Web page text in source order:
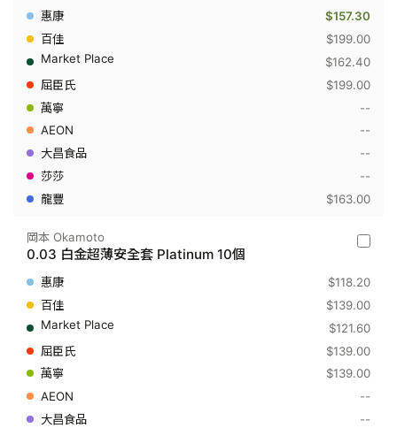
-
0.03
明
質
酸
安
套
HA
個
$157.30
$199.00
$162.40
$199.00
--
--
--
--
$163.00
岡
-
0.03
金
超
薄
安
套
岡本 Okamoto
0.03 白金超薄安全套 Platinum 10個
$118.20
$139.00
$121.60
$139.00
$139.00
--
--